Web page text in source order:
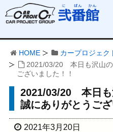
HOME カープロジェク
2021/03/20 本日も沢山の
ございました！！
2021/03/20 本日も
誠にありがとうござ
2021年3月20日